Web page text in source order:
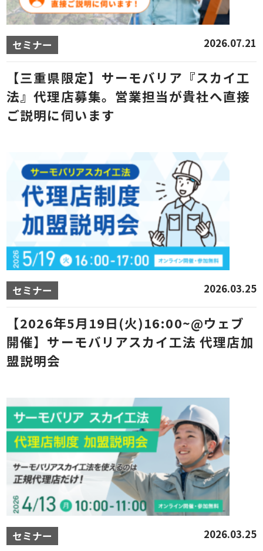
セミナー 2026.07.21
【三重県限定】サーモバリア『スカイ工
法』代理店募集。営業担当が貴社へ直接
ご説明に伺います
セミナー 2026.03.25
【2026年5月19日(火)16:00~@ウェブ
開催】サーモバリアスカイ工法 代理店加
盟説明会
セミナー 2026.03.25